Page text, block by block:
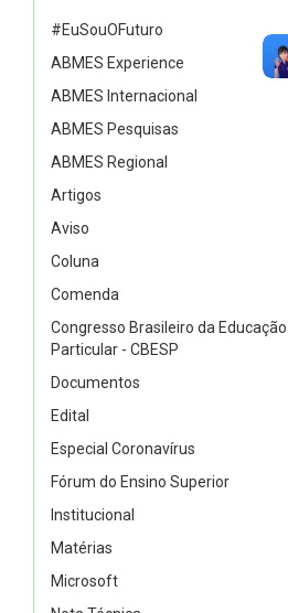
#EuSouOFuturo
ABMES Experience
ABMES Internacional
ABMES Pesquisas
ABMES Regional
Artigos
Aviso
Coluna
Comenda
Congresso Brasileiro da
Particular - CBESP
Documentos
Edital
Especial Coronavírus
Fórum do Ensino Superior
Institucional
Matérias
Microsoft